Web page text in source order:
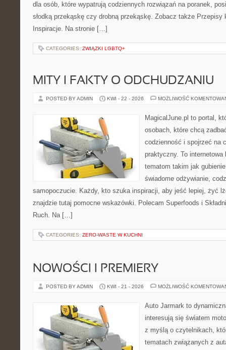
dla osób, które wypatrują codziennych rozwiązań na poranek,
słodką przekąskę czy drobną przekąskę. Zobacz także Przepisy
Inspiracje. Na stronie […]
CATEGORIES: ZWIĄZKI LGBTQ+
MITY I FAKTY O ODCHUDZANIU
POSTED BY ADMIN KWI - 22 - 2026 MOŻLIWOŚĆ
MagicalJune.pl to portal,
osobach, które chcą
codzienność i spojrzeć na
praktyczny. To
tematom takim jak
świadome odżywianie,
samopoczucie. Każdy, kto szuka inspiracji, aby jeść lepiej, żyć
znajdzie tutaj pomocne wskazówki. Polecam Superfoods i
Ruch. Na […]
CATEGORIES: ZERO-WASTE W KUCHNI
NOWOŚCI I PREMIERY
POSTED BY ADMIN KWI - 21 - 2026 MOŻLIWOŚĆ
Auto Jarmark to
interesują się światem
z myślą o czytelnikach,
tematach związanych z